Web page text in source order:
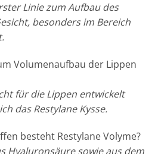
Linie zum Aufbau des
besonders im Bereich
Volumenaufbau der Lippen
für die Lippen entwickelt
das Restylane Kysse.
besteht Restylane Volyme?
Hyaluronsäure sowie aus dem